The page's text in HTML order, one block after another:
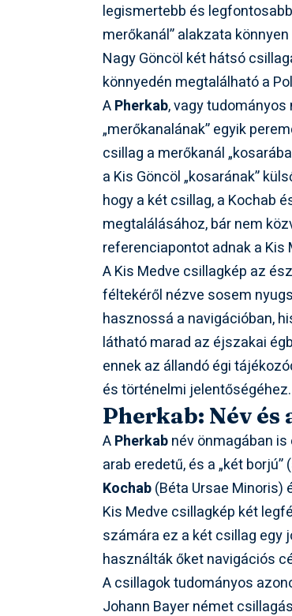
legismertebb és
merőkanál” alakzata
Nagy Göncöl két hátsó
könnyedén megtalálható a
APherkab, vagy tudományos
„merőkanalának” egyik
csillag a merőkanál
a Kis Göncöl „kosarának”
hogy a két csillag, a Kochab
megtalálásához, bár nem
referenciapontot adnak a
A Kis Medve csillagkép az
féltekéről nézve sosem
hasznossá a navigációban,
látható marad az éjszakai
ennek az állandó égi
és történelmi jelentőségéhez.
Pherkab: Név és
APherkabnév önmagában
arab eredetű, és a „két
Kochab(Béta Ursae Minoris)
Kis Medve csillagkép két
számára ez a két csillag egy
használták őket navigációs
A csillagok tudományos
Johann Bayer német